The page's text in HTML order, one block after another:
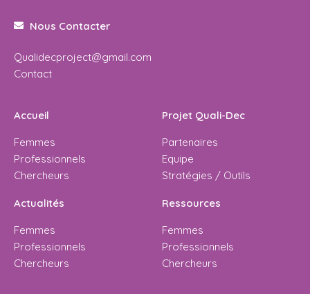
Nous Contacter
Qualidecproject@gmail.com
Contact
Accueil
Femmes
Professionnels
Chercheurs
Projet Quali-Dec
Partenaires
Equipe
Stratégies / Outils
Actualités
Femmes
Professionnels
Chercheurs
Ressources
Femmes
Professionnels
Chercheurs